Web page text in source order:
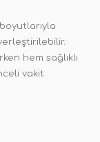
hem sağlıklı
vakit